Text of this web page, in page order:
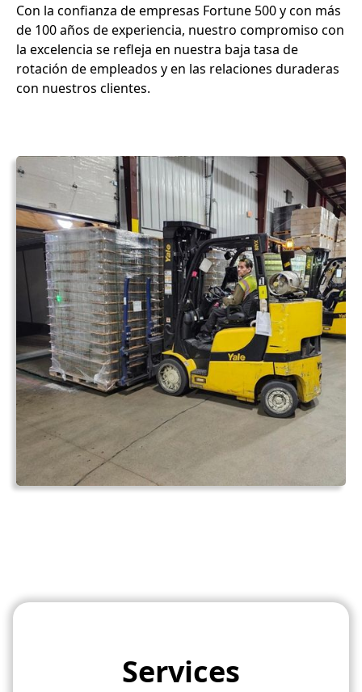
Con la confianza de empresas Fortune 500 y con más
de 100 años de experiencia, nuestro compromiso con
la excelencia se refleja en nuestra baja tasa de
rotación de empleados y en las relaciones duraderas
con nuestros clientes.
Services